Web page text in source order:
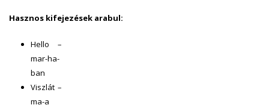
Hasznos kifejezések arabul:
Hello –
mar-ha-
ban
Viszlát –
ma-a